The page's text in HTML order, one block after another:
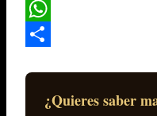
Twitter
WhatsApp
¿Quieres saber